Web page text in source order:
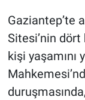
Gaziantep’te
Sitesi’nin dört
kişi yaşamını